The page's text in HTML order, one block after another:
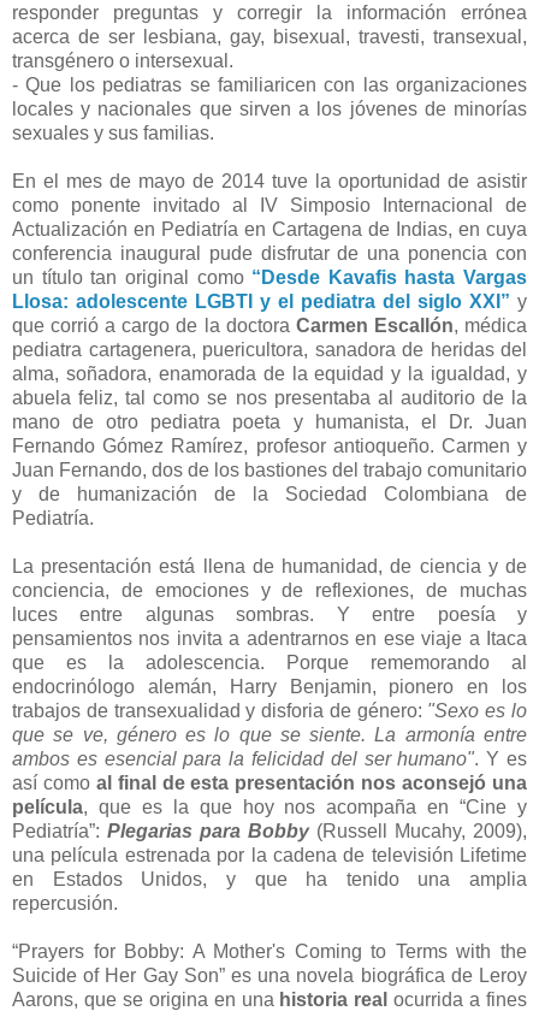
responder preguntas y corregir la información errónea
acerca de ser lesbiana, gay, bisexual, travesti, transexual,
transgénero o intersexual.
- Que los pediatras se familiaricen con las organizaciones
locales y nacionales que sirven a los jóvenes de minorías
sexuales y sus familias.
En el mes de mayo de 2014 tuve la oportunidad de asistir
como ponente invitado al IV Simposio Internacional de
Actualización en Pediatría en Cartagena de Indias, en cuya
conferencia inaugural pude disfrutar de una ponencia con
un título tan original como “Desde Kavafis hasta Vargas
Llosa: adolescente LGBTI y el pediatra del siglo XXI” y
que corrió a cargo de la doctora Carmen Escallón, médica
pediatra cartagenera, puericultora, sanadora de heridas del
alma, soñadora, enamorada de la equidad y la igualdad, y
abuela feliz, tal como se nos presentaba al auditorio de la
mano de otro pediatra poeta y humanista, el Dr. Juan
Fernando Gómez Ramírez, profesor antioqueño. Carmen y
Juan Fernando, dos de los bastiones del trabajo comunitario
y de humanización de la Sociedad Colombiana de
Pediatría.
La presentación está llena de humanidad, de ciencia y de
conciencia, de emociones y de reflexiones, de muchas
luces entre algunas sombras. Y entre poesía y
pensamientos nos invita a adentrarnos en ese viaje a Itaca
que es la adolescencia. Porque rememorando al
endocrinólogo alemán, Harry Benjamin, pionero en los
trabajos de transexualidad y disforia de género: "Sexo es lo
que se ve, género es lo que se siente. La armonía entre
ambos es esencial para la felicidad del ser humano". Y es
así como al final de esta presentación nos aconsejó una
película, que es la que hoy nos acompaña en “Cine y
Pediatría”: Plegarias para Bobby(Russell Mucahy, 2009),
una película estrenada por la cadena de televisión Lifetime
en Estados Unidos, y que ha tenido una amplia
repercusión.
“Prayers for Bobby: A Mother's Coming to Terms with the
Suicide of Her Gay Son” es una novela biográfica de Leroy
Aarons, que se origina en una historia real ocurrida a fines